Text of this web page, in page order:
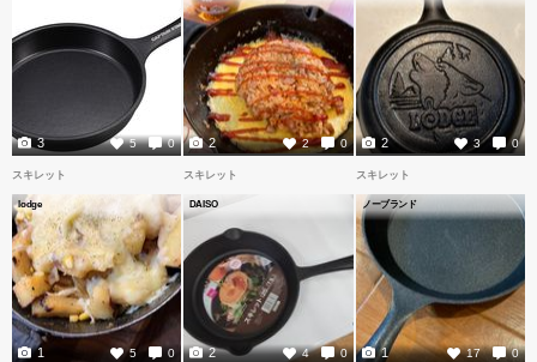
5 0
3 2 0
2 3 0
2
スキレット
lodge
5 0
1
スキレット
DAISO
4 0
2
スキレット
ノーブランド
17 0
1